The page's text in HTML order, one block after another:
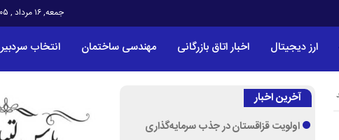
جمعه, ۱۶ مرداد , ۱۴۰۵
ارز دیجیتال اخبار اتاق بازرگانی مهندسی ساختمان انتخاب سردبیر
آخرین اخبار
اولویت قزاقستان در جذب سرمایه‌گذاری